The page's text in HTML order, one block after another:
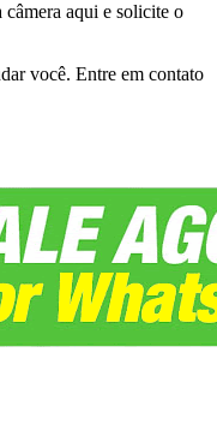
câmera aqui e solicite o
você. Entre em contato